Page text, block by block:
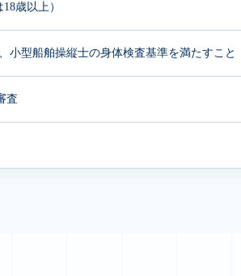
歳以上）
小型船舶操縦士の身体検査基準を満たすこと
査